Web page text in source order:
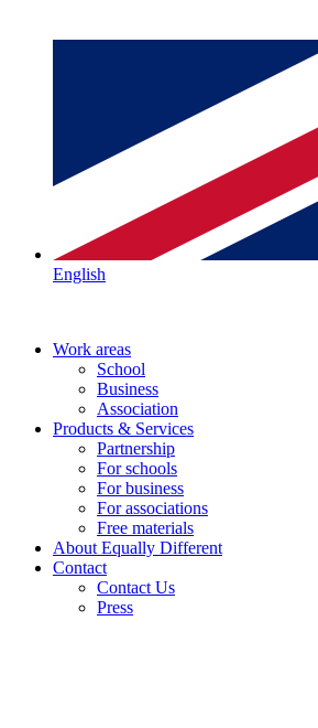
English
Work areas
School
Business
Association
Products & Services
Partnership
For schools
For business
For associations
Free materials
About Equally Different
Contact
Contact Us
Press